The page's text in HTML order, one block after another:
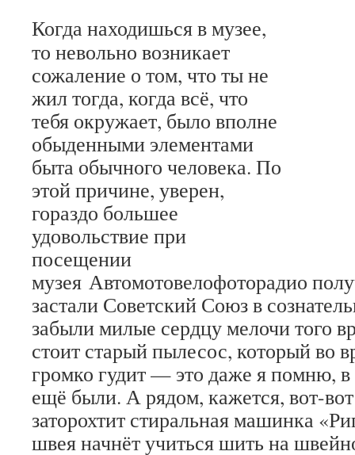
Когда находишься в музее,
то невольно возникает
сожаление о том, что ты не
жил тогда, когда всё, что
тебя окружает, было вполне
обыденными элементами
быта обычного человека. По
этой причине, уверен,
гораздо большее
удовольствие при
посещении
музея Автомотовелофоторадио
застали Советский Союз в
забыли милые сердцу мелочи того
стоит старый пылесос, который во
громко гудит — это даже я помню, в
ещё были. А рядом, кажется, вот-
заторохтит стиральная машинка
швея начнёт учиться шить на